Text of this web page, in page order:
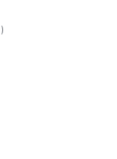
전
체)